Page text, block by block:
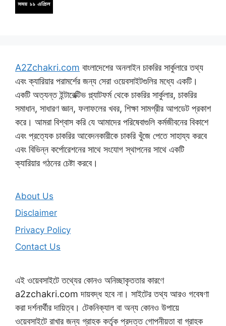
A2Zchakri.com বাংলাদেশের অনলাইন চাকরির সার্কুলারে তথ্য
এবং ক্যারিয়ার পরামর্শের জন্য সেরা ওয়েবসাইটগুলির মধ্যে একটি।
একটি অত্যন্ত ইন্টারেক্টিভ প্ল্যাটফর্ম থেকে চাকরির সার্কুলার, চাকরির
সমাধান, সাধারণ জ্ঞান, ফলাফলের খবর, শিক্ষা সামগ্রীর আপডেট প্রকাশ
করে। আমরা বিশ্বাস করি যে আমাদের পরিষেবাগুলি কর্মজীবনের বিকাশে
এবং প্রত্যেক চাকরির আবেদনকারীকে চাকরি খুঁজে পেতে সাহায্য করবে
এবং বিভিন্ন কর্পোরেশনের সাথে সংযোগ স্থাপনের সাথে একটি
ক্যারিয়ার গঠনের চেষ্টা করবে।
About Us
Disclaimer
Privacy Policy
Contact Us
এই ওয়েবসাইটে তথ্যের কোনও অনিচ্ছাকৃততার কারণে
a2zchakri.com দায়বদ্ধ হবে না। সাইটের তথ্য আরও গবেষণা
করা দর্শনার্থীর দায়িত্ব। টেকনিক্যাল বা অন্য কোনও উপায়ে
ওয়েবসাইটে রাখার জন্য গ্রাহক কর্তৃক প্রদত্ত গোপনীয়তা বা গ্রাহক